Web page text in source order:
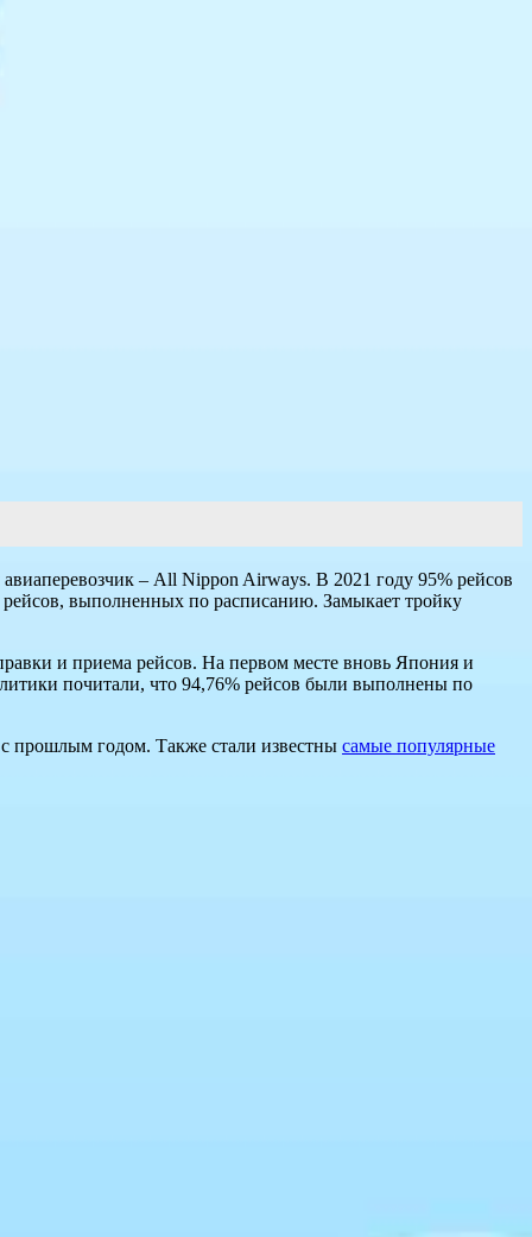
– All Nippon Airways. В 2021 году 95% рейсов
выполненных по расписанию. Замыкает тройку
и приема рейсов. На первом месте вновь Япония и
почитали, что 94,76% рейсов были выполнены по
прошлым годом. Также стали известны самые популярные